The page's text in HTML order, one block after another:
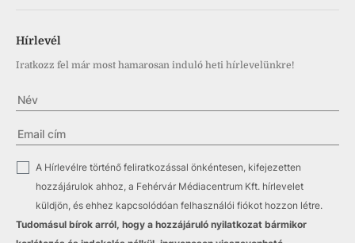
Hírlevél
Iratkozz fel már most hamarosan induló heti hírlevelünkre!
A Hírlevélre történő feliratkozással önkéntesen, kifejezetten
hozzájárulok ahhoz, a Fehérvár Médiacentrum Kft. hírlevelet
küldjön, és ehhez kapcsolódóan felhasználói fiókot hozzon létre.
Tudomásul bírok arról, hogy a hozzájáruló nyilatkozat bármikor